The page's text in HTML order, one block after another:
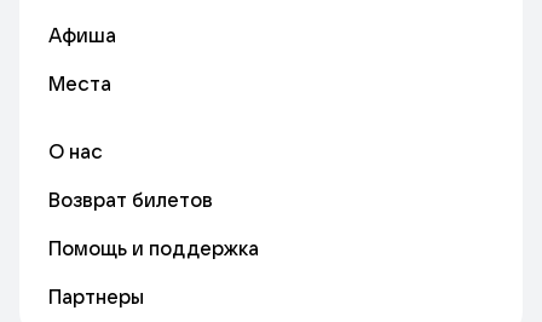
Афиша
Места
О нас
Возврат билетов
Помощь и поддержка
Партнеры